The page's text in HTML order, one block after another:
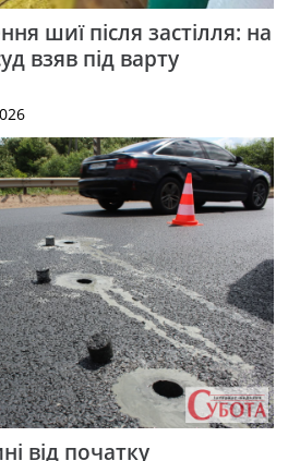
шиї після застілля: на
взяв під варту
від початку